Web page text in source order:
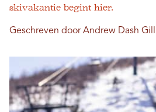
skivakantie begint hier.
Geschreven door Andrew Dash